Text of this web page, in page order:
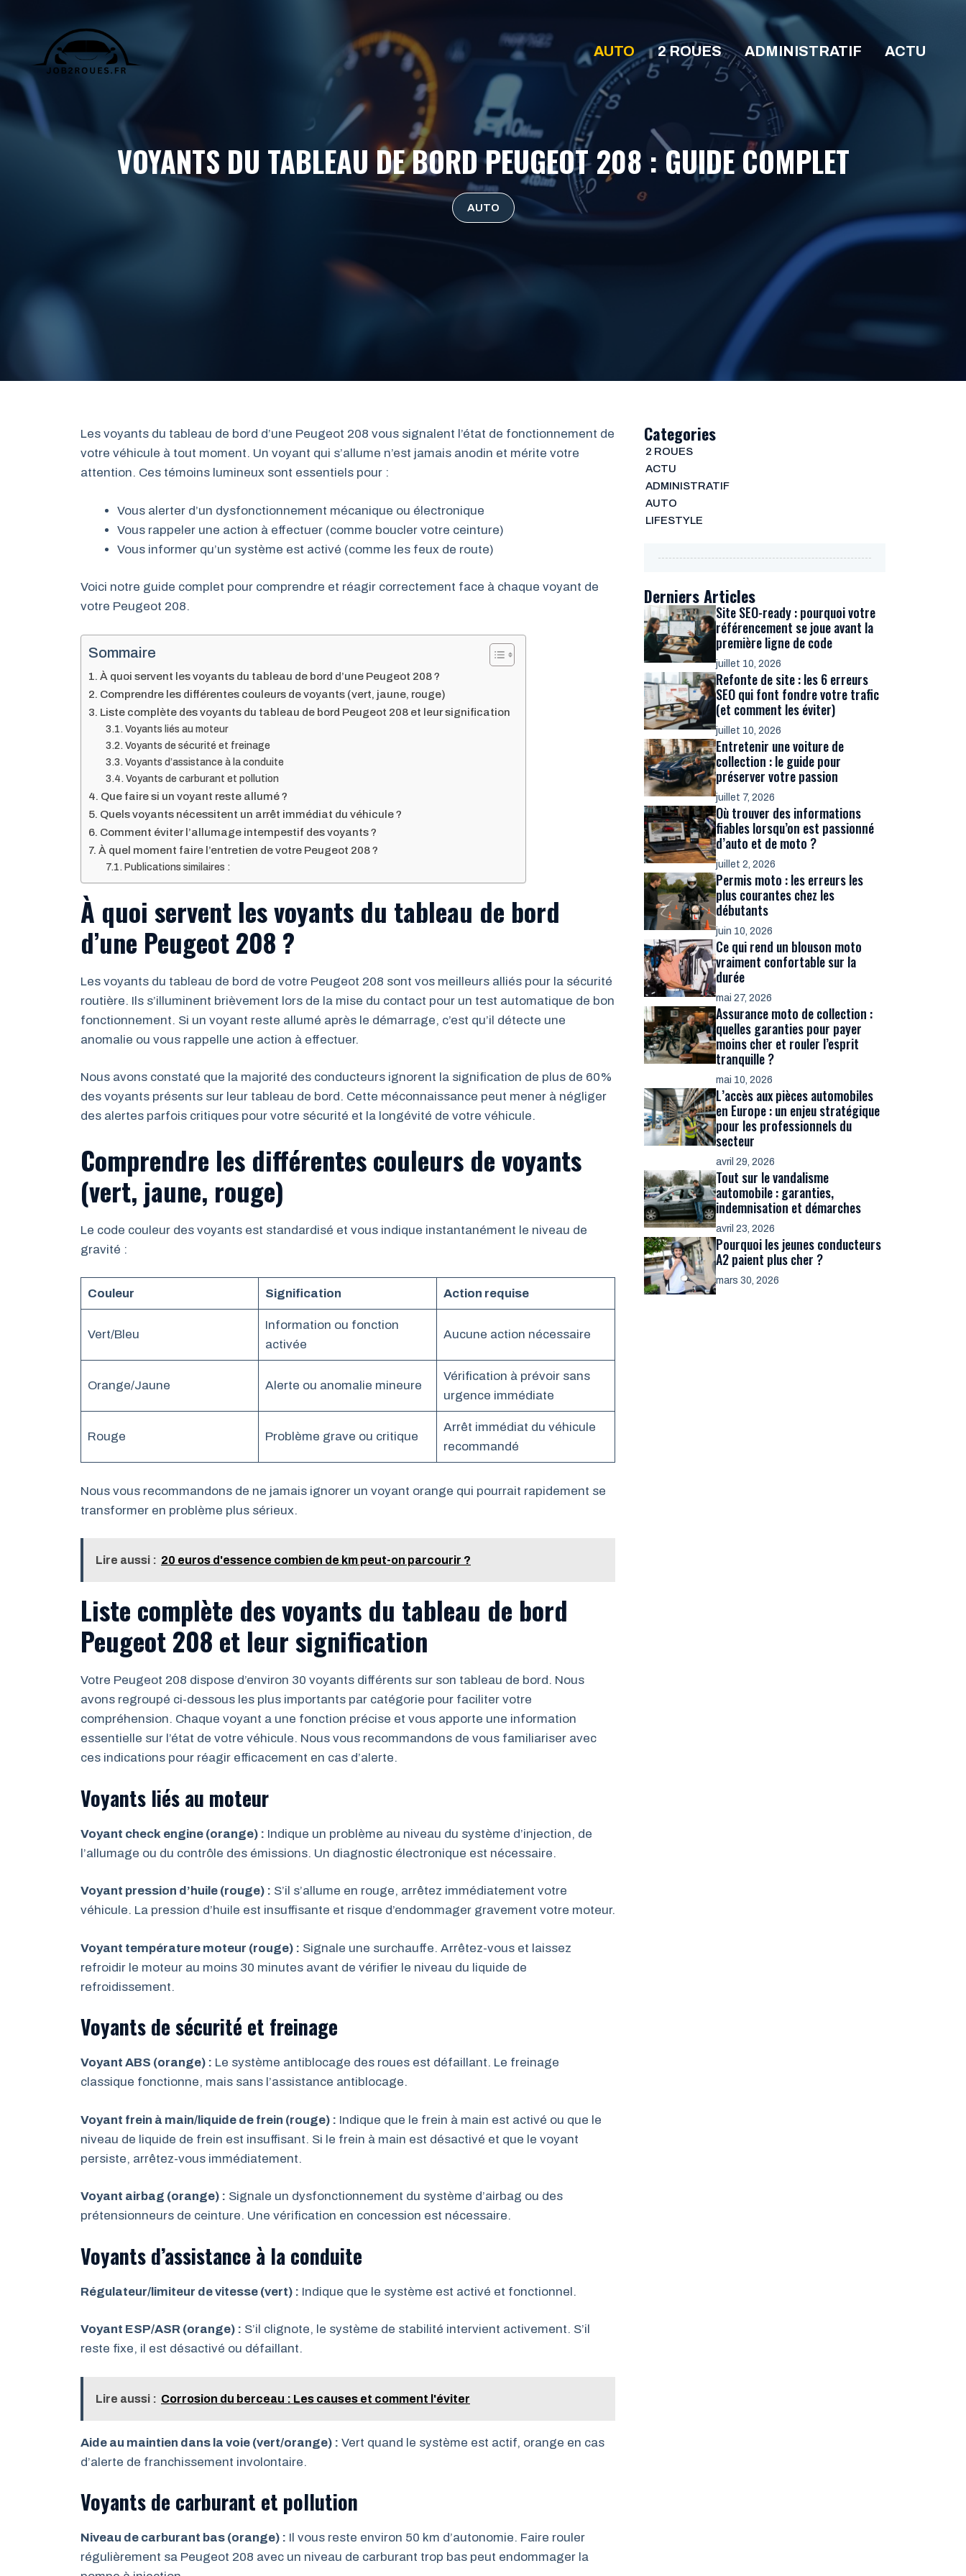
AUTO 2 ROUES ADMINISTRATIF ACTU
VOYANTS DU TABLEAU DE BORD PEUGEOT 208 : GUIDE COMPLET
AUTO
Les voyants du tableau de bord d’une Peugeot 208 vous signalent l’état de fonctionnement de
votre véhicule à tout moment. Un voyant qui s’allume n’est jamais anodin et mérite votre
attention. Ces témoins lumineux sont essentiels pour :
Vous alerter d’un dysfonctionnement mécanique ou électronique
Vous rappeler une action à effectuer (comme boucler votre ceinture)
Vous informer qu’un système est activé (comme les feux de route)
Voici notre guide complet pour comprendre et réagir correctement face à chaque voyant de
votre Peugeot 208.
Sommaire
À quoi servent les voyants du tableau de bord d’une Peugeot 208 ?
Comprendre les différentes couleurs de voyants (vert, jaune, rouge)
Liste complète des voyants du tableau de bord Peugeot 208 et leur signification
Voyants liés au moteur
Voyants de sécurité et freinage
Voyants d’assistance à la conduite
Voyants de carburant et pollution
Que faire si un voyant reste allumé ?
Quels voyants nécessitent un arrêt immédiat du véhicule ?
Comment éviter l’allumage intempestif des voyants ?
À quel moment faire l’entretien de votre Peugeot 208 ?
Publications similaires :
À quoi servent les voyants du tableau de bord
d’une Peugeot 208 ?
Les voyants du tableau de bord de votre Peugeot 208 sont vos meilleurs alliés pour la sécurité
routière. Ils s’illuminent brièvement lors de la mise du contact pour un test automatique de bon
fonctionnement. Si un voyant reste allumé après le démarrage, c’est qu’il détecte une
anomalie ou vous rappelle une action à effectuer.
Nous avons constaté que la majorité des conducteurs ignorent la signification de plus de 60%
des voyants présents sur leur tableau de bord. Cette méconnaissance peut mener à négliger
des alertes parfois critiques pour votre sécurité et la longévité de votre véhicule.
Comprendre les différentes couleurs de voyants
(vert, jaune, rouge)
Le code couleur des voyants est standardisé et vous indique instantanément le niveau de
gravité :
Couleur Signification Action requise
Vert/Bleu
Information ou fonction
activée
Aucune action nécessaire
Orange/Jaune Alerte ou anomalie mineure
Vérification à prévoir sans
urgence immédiate
Rouge Problème grave ou critique
Arrêt immédiat du véhicule
recommandé
Nous vous recommandons de ne jamais ignorer un voyant orange qui pourrait rapidement se
transformer en problème plus sérieux.
Lire aussi : 20 euros d'essence combien de km peut-on parcourir ?
Liste complète des voyants du tableau de bord
Peugeot 208 et leur signification
Votre Peugeot 208 dispose d’environ 30 voyants différents sur son tableau de bord. Nous
avons regroupé ci-dessous les plus importants par catégorie pour faciliter votre
compréhension. Chaque voyant a une fonction précise et vous apporte une information
essentielle sur l’état de votre véhicule. Nous vous recommandons de vous familiariser avec
ces indications pour réagir efficacement en cas d’alerte.
Voyants liés au moteur
Voyant check engine (orange) : Indique un problème au niveau du système d’injection, de
l’allumage ou du contrôle des émissions. Un diagnostic électronique est nécessaire.
Voyant pression d’huile (rouge) : S’il s’allume en rouge, arrêtez immédiatement votre
véhicule. La pression d’huile est insuffisante et risque d’endommager gravement votre moteur.
Voyant température moteur (rouge) : Signale une surchauffe. Arrêtez-vous et laissez
refroidir le moteur au moins 30 minutes avant de vérifier le niveau du liquide de
refroidissement.
Voyants de sécurité et freinage
Voyant ABS (orange) : Le système antiblocage des roues est défaillant. Le freinage
classique fonctionne, mais sans l’assistance antiblocage.
Voyant frein à main/liquide de frein (rouge) : Indique que le frein à main est activé ou que le
niveau de liquide de frein est insuffisant. Si le frein à main est désactivé et que le voyant
persiste, arrêtez-vous immédiatement.
Voyant airbag (orange) : Signale un dysfonctionnement du système d’airbag ou des
prétensionneurs de ceinture. Une vérification en concession est nécessaire.
Voyants d’assistance à la conduite
Régulateur/limiteur de vitesse (vert) : Indique que le système est activé et fonctionnel.
Voyant ESP/ASR (orange) : S’il clignote, le système de stabilité intervient activement. S’il
reste fixe, il est désactivé ou défaillant.
Lire aussi : Corrosion du berceau : Les causes et comment l'éviter
Aide au maintien dans la voie (vert/orange) : Vert quand le système est actif, orange en cas
d’alerte de franchissement involontaire.
Voyants de carburant et pollution
Niveau de carburant bas (orange) : Il vous reste environ 50 km d’autonomie. Faire rouler
régulièrement sa Peugeot 208 avec un niveau de carburant trop bas peut endommager la
Categories
2 ROUES
ACTU
ADMINISTRATIF
AUTO
LIFESTYLE
Derniers Articles
Site SEO-ready : pourquoi votre
référencement se joue avant la
première ligne de code
juillet 10, 2026
Refonte de site : les 6 erreurs
SEO qui font fondre votre trafic
(et comment les éviter)
juillet 10, 2026
Entretenir une voiture de
collection : le guide pour
préserver votre passion
juillet 7, 2026
Où trouver des informations
fiables lorsqu’on est passionné
d’auto et de moto ?
juillet 2, 2026
Permis moto : les erreurs les
plus courantes chez les
débutants
juin 10, 2026
Ce qui rend un blouson moto
vraiment confortable sur la
durée
mai 27, 2026
Assurance moto de collection :
quelles garanties pour payer
moins cher et rouler l’esprit
tranquille ?
mai 10, 2026
L’accès aux pièces automobiles
en Europe : un enjeu stratégique
pour les professionnels du
secteur
avril 29, 2026
Tout sur le vandalisme
automobile : garanties,
indemnisation et démarches
avril 23, 2026
Pourquoi les jeunes conducteurs
A2 paient plus cher ?
mars 30, 2026